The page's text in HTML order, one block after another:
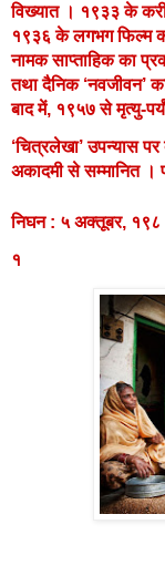
विख्यात । १९३३ के
१९३६ के लगभग फिल्म
नामक साप्ताहिक का
तथा दैनिक ‘नवजीवन’
बाद में, १९५७ से मृत्यु-
‘चित्रलेखा’ उपन्यास पर
अकादमी से सम्मानित ।
निघन: ५ अक्तूबर, १९८
१